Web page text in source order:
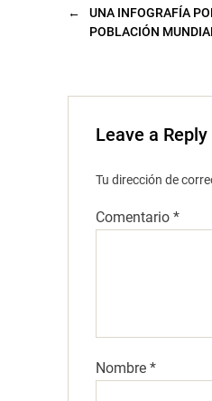
a
)
←
UNA INFOGRAFÍA
POBLACIÓN
Leave a Reply
Tu dirección de
Comentario *
Nombre *